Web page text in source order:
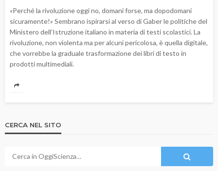
«Perché la rivoluzione oggi no, domani forse, ma dopodomani
sicuramente!» Sembrano ispirarsi al verso di Gaber le politiche del
Ministero dell’Istruzione italiano in materia di testi scolastici. La
rivoluzione, non violenta ma per alcuni pericolosa, è quella digitale,
che vorrebbe la graduale trasformazione dei libri di testo in
prodotti multimediali.
CERCA NEL SITO